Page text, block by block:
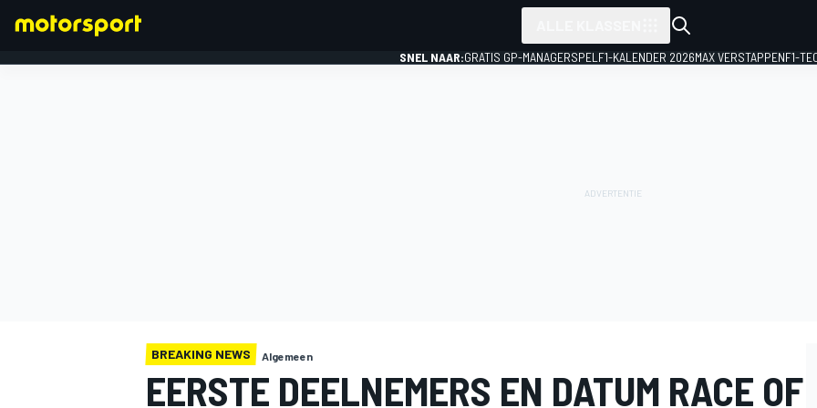
SNEL NAAR:GRATIS GP-MANAGERSPEL F1-KALENDER 2026MAX VERSTAPPENF1-
BREAKING NEWS Algemeen
EERSTE DEELNEMERS EN DATUM RACE OF